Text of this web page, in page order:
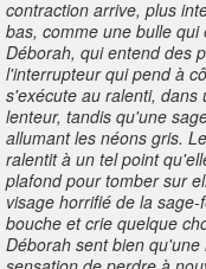
contraction arrive, plus
bas, comme une bulle
Déborah, qui entend des
l'interrupteur qui pend à
s'exécute au ralenti, dans
lenteur, tandis qu'une
allumant les néons gris.
ralentit à un tel point
plafond pour tomber sur
visage horrifié de la
bouche et crie quelque
Déborah sent bien